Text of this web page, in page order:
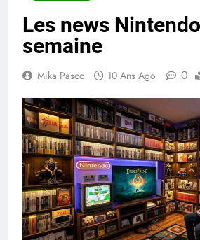
Les news
semaine
Mika Pasco 10 Ans Ago 0